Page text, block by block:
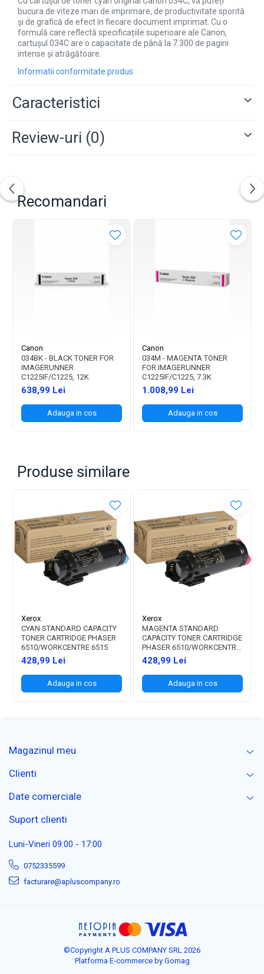
bucura de viteze mari de imprimare, de productivitate sporită
și de grafică de efect în fiecare document imprimat. Cu o
formulă care reflectă specificațiile superioare ale Canon,
cartușul 034C are o capacitate de până la 7.300 de pagini
intense și atrăgătoare.
Informatii conformitate produs
Caracteristici
Review-uri (0)
Recomandari
Canon
034BK - BLACK TONER FOR
IMAGERUNNER
C1225IF/C1225, 12K
638,99 Lei
Adauga in cos
Canon
034M - MAGENTA TONER
FOR IMAGERUNNER
C1225IF/C1225, 7.3K
1.008,99 Lei
Adauga in cos
Produse similare
Xerox
CYAN STANDARD CAPACITY
TONER CARTRIDGE PHASER
6510/WORKCENTRE 6515
428,99 Lei
Adauga in cos
Xerox
MAGENTA STANDARD
CAPACITY TONER CARTRIDGE
PHASER 6510/WORKCENTRE
6515
428,99 Lei
Adauga in cos
Magazinul meu
Clienti
Date comerciale
Suport clienti
Luni-Vineri 09:00 - 17:00
0752335599
facturare@apluscompany.ro
©Copyright A PLUS COMPANY SRL 2026
Platforma E-commerce by Gomag